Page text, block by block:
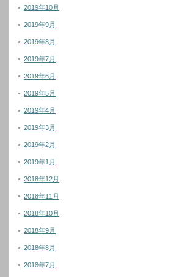
2019年10月
2019年9月
2019年8月
2019年7月
2019年6月
2019年5月
2019年4月
2019年3月
2019年2月
2019年1月
2018年12月
2018年11月
2018年10月
2018年9月
2018年8月
2018年7月